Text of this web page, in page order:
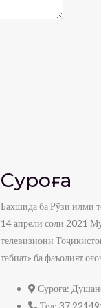
Суроға
Бахшида ба Рӯзи илми
14 апрели соли 2021
телевизиони
табиат» ба фаъолият
Суроға: